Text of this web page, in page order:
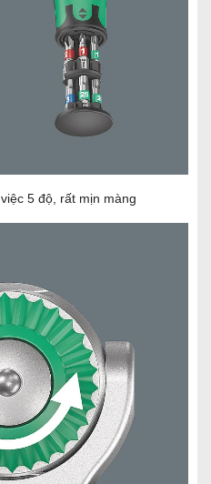
5 độ, rất mịn màng